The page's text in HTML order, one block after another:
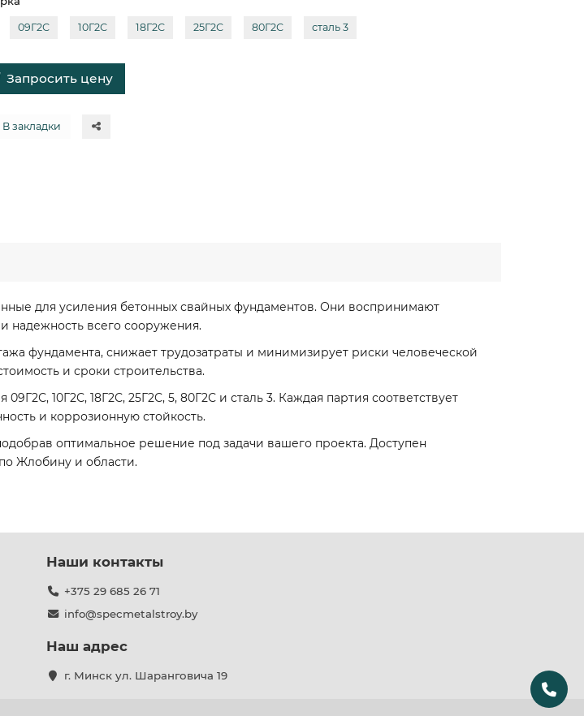
09Г2С 10Г2С 18Г2С 25Г2С 80Г2С сталь 3
Запросить цену
В закладки
для усиления бетонных свайных фундаментов. Они воспринимают
надежность всего сооружения.
фундамента, снижает трудозатраты и минимизирует риски человеческой
и сроки строительства.
10Г2С, 18Г2С, 25Г2С, 5, 80Г2С и сталь 3. Каждая партия соответствует
и коррозионную стойкость.
оптимальное решение под задачи вашего проекта. Доступен
Жлобину и области.
Наши контакты
+375 29 685 26 71
info@specmetalstroy.by
Наш адрес
г. Минск ул. Шаранговича 19